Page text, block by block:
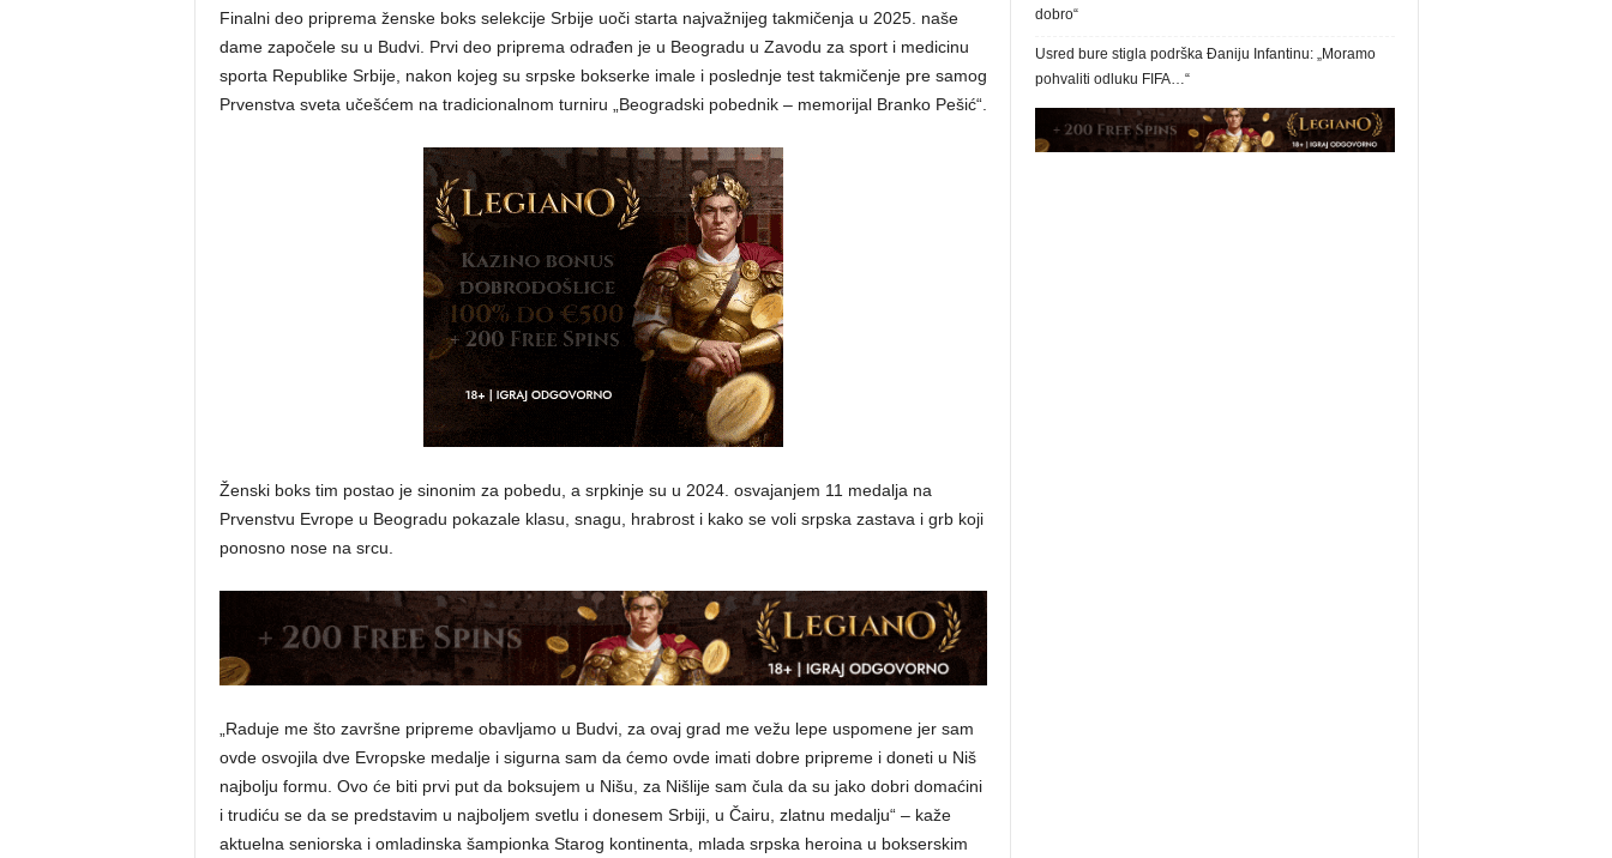
Finalni deo priprema ženske boks selekcije Srbije uoči starta najvažnijeg takmičenja u 2025. naše
dame započele su u Budvi. Prvi deo priprema odrađen je u Beogradu u Zavodu za sport i medicinu
sporta Republike Srbije, nakon kojeg su srpske bokserke imale i poslednje test takmičenje pre samog
Prvenstva sveta učešćem na tradicionalnom turniru „Beogradski pobednik – memorijal Branko Pešić“.
Ženski boks tim postao je sinonim za pobedu, a srpkinje su u 2024. osvajanjem 11 medalja na
Prvenstvu Evrope u Beogradu pokazale klasu, snagu, hrabrost i kako se voli srpska zastava i grb koji
ponosno nose na srcu.
„Raduje me što završne pripreme obavljamo u Budvi, za ovaj grad me vežu lepe uspomene jer sam
ovde osvojila dve Evropske medalje i sigurna sam da ćemo ovde imati dobre pripreme i doneti u Niš
najbolju formu. Ovo će biti prvi put da boksujem u Nišu, za Nišlije sam čula da su jako dobri domaćini
i trudiću se da se predstavim u najboljem svetlu i donesem Srbiji, u Čairu, zlatnu medalju“ – kaže
aktuelna seniorska i omladinska šampionka Starog kontinenta, mlada srpska heroina u bokserskim
dobro“
Usred bure stigla podrška Đaniju Infantinu: „Moramo
pohvaliti odluku FIFA…“